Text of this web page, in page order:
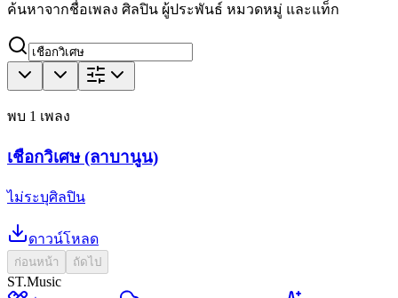
ค้นหาจากชื่อเพลง ศิลปิน ผู้ประพันธ์ หมวดหมู่ และแท็ก
พบ 1 เพลง
เชือกวิเศษ (ลาบานูน)
ไม่ระบุศิลปิน
ดาวน์โหลด
ก่อนหน้า ถัดไป
ST.Music